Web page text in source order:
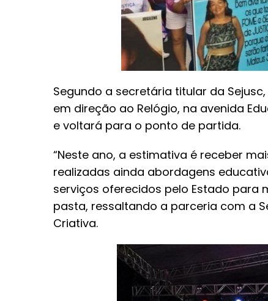
Segundo a secretária titular da
em direção ao Relógio, na avenida
e voltará para o ponto de partida.
“Neste ano, a estimativa é receber
realizadas ainda abordagens
serviços oferecidos pelo Estado para
pasta, ressaltando a parceria com a
Criativa.